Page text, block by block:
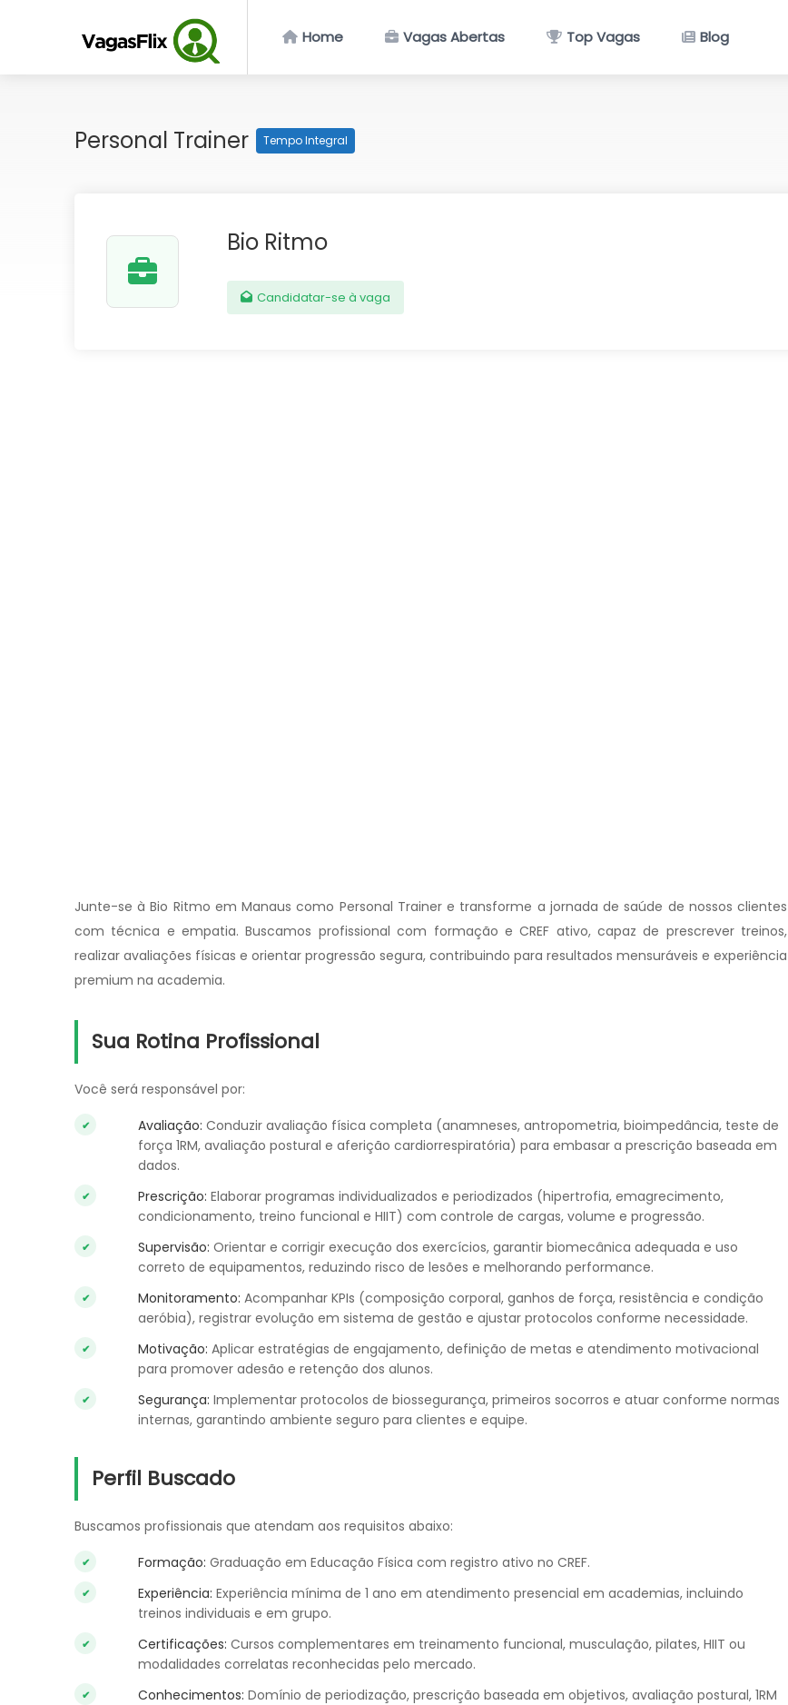
Home Vagas Abertas Top Vagas Blog
Personal Trainer Tempo Integral
Bio Ritmo
Candidatar-se à vaga
Junte-se à Bio Ritmo em Manaus como Personal Trainer e transforme a jornada de saúde de nossos clientes
com técnica e empatia. Buscamos profissional com formação e CREF ativo, capaz de prescrever treinos,
realizar avaliações físicas e orientar progressão segura, contribuindo para resultados mensuráveis e experiência
premium na academia.
Sua Rotina Profissional
Você será responsável por:
Avaliação: Conduzir avaliação física completa (anamneses, antropometria, bioimpedância, teste de
força 1RM, avaliação postural e aferição cardiorrespiratória) para embasar a prescrição baseada em
dados.
Prescrição: Elaborar programas individualizados e periodizados (hipertrofia, emagrecimento,
condicionamento, treino funcional e HIIT) com controle de cargas, volume e progressão.
Supervisão: Orientar e corrigir execução dos exercícios, garantir biomecânica adequada e uso
correto de equipamentos, reduzindo risco de lesões e melhorando performance.
Monitoramento: Acompanhar KPIs (composição corporal, ganhos de força, resistência e condição
aeróbia), registrar evolução em sistema de gestão e ajustar protocolos conforme necessidade.
Motivação: Aplicar estratégias de engajamento, definição de metas e atendimento motivacional
para promover adesão e retenção dos alunos.
Segurança: Implementar protocolos de biossegurança, primeiros socorros e atuar conforme normas
internas, garantindo ambiente seguro para clientes e equipe.
Perfil Buscado
Buscamos profissionais que atendam aos requisitos abaixo:
Formação: Graduação em Educação Física com registro ativo no CREF.
Experiência: Experiência mínima de 1 ano em atendimento presencial em academias, incluindo
treinos individuais e em grupo.
Certificações: Cursos complementares em treinamento funcional, musculação, pilates, HIIT ou
modalidades correlatas reconhecidas pelo mercado.
Conhecimentos: Domínio de periodização, prescrição baseada em objetivos, avaliação postural, 1RM